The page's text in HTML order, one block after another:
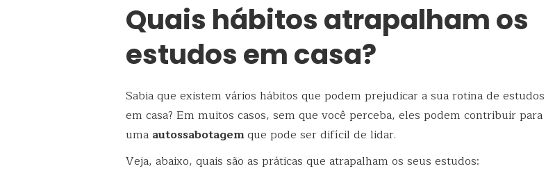
Quais hábitos atrapalham os
estudos em casa?
Sabia que existem vários hábitos que podem prejudicar a sua rotina de estudos
em casa? Em muitos casos, sem que você perceba, eles podem contribuir para
uma autossabotagemque pode ser difícil de lidar.
Veja, abaixo, quais são as práticas que atrapalham os seus estudos: